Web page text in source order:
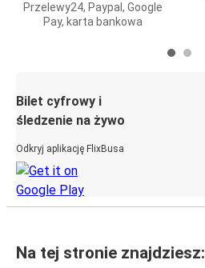
Przelewy24, Paypal, Google
Pay, karta bankowa
Bilet cyfrowy i
śledzenie na żywo
Odkryj aplikację FlixBusa
Na tej stronie znajdziesz: